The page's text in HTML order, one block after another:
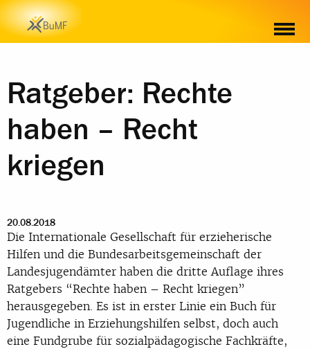
WEITERE MATERIALIEN ZUM THEMA
Ratgeber: Rechte
haben – Recht
kriegen
20.08.2018
Die Internationale Gesellschaft für erzieherische
Hilfen und die Bundesarbeitsgemeinschaft der
Landesjugendämter haben die dritte Auflage ihres
Ratgebers “Rechte haben – Recht kriegen”
herausgegeben. Es ist in erster Linie ein Buch für
Jugendliche in Erziehungshilfen selbst, doch auch
eine Fundgrube für sozialpädagogische Fachkräfte,